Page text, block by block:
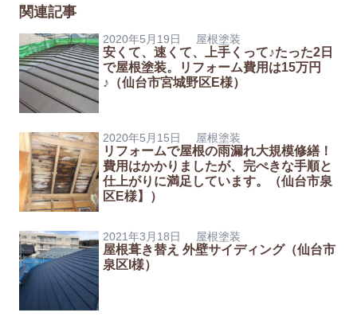
関連記事
2020年5月19日 屋根塗装
安くて、速くて、上手くって♪たった2日
で屋根塗装。リフォーム費用は15万円
♪（仙台市宮城野区E様）
2020年5月15日 屋根塗装
リフォームで屋根の雨漏れ大規模修繕！
費用はかかりましたが、完ぺきな手順と
仕上がりに満足しています。（仙台市泉
区E様】）
2021年3月18日 屋根塗装
屋根葺き替え 外壁サイディング（仙台市
泉区I様）